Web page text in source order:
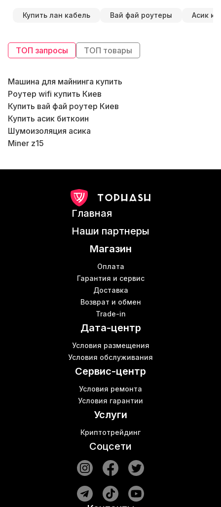
Купить лан кабель Вай фай роутеры Асик
ТОП запросы ТОП товары
Машина для майнинга купить
Роутер wifi купить Киев
Купить вай фай роутер Киев
Купить асик биткоин
Шумоизоляция асика
Miner z15
Прошивка pic контроллера
Майнинг настройка
Wifi роутер купить в Киеве
Свитч купить Харьков
Криптовалюта кошельки
Купить асик в Харькове
Аренда места под майнинг
Роутер купить цена
Оборудование для майнинг фермы
Главная
Наши партнеры
Магазин
Оплата
Гарантия и сервис
Доставка
Возврат и обмен
Trade-in
Дата-центр
Условия размещения
Условия обслуживания
Сервис-центр
Условия ремонта
Условия гарантии
Услуги
Криптотрейдинг
Соцсети